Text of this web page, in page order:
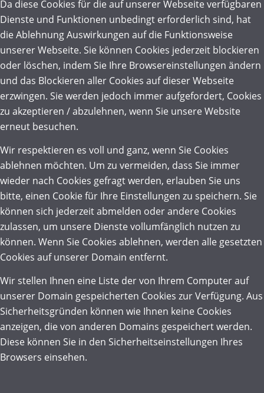
Da diese Cookies für die auf unserer Webseite verfügbaren
Dienste und Funktionen unbedingt erforderlich sind, hat
die Ablehnung Auswirkungen auf die Funktionsweise
unserer Webseite. Sie können Cookies jederzeit blockieren
oder löschen, indem Sie Ihre Browsereinstellungen ändern
und das Blockieren aller Cookies auf dieser Webseite
erzwingen. Sie werden jedoch immer aufgefordert, Cookies
zu akzeptieren / abzulehnen, wenn Sie unsere Website
erneut besuchen.
Wir respektieren es voll und ganz, wenn Sie Cookies
ablehnen möchten. Um zu vermeiden, dass Sie immer
wieder nach Cookies gefragt werden, erlauben Sie uns
bitte, einen Cookie für Ihre Einstellungen zu speichern. Sie
können sich jederzeit abmelden oder andere Cookies
zulassen, um unsere Dienste vollumfänglich nutzen zu
können. Wenn Sie Cookies ablehnen, werden alle gesetzten
Cookies auf unserer Domain entfernt.
Wir stellen Ihnen eine Liste der von Ihrem Computer auf
unserer Domain gespeicherten Cookies zur Verfügung. Aus
Sicherheitsgründen können wie Ihnen keine Cookies
anzeigen, die von anderen Domains gespeichert werden.
Diese können Sie in den Sicherheitseinstellungen Ihres
Browsers einsehen.